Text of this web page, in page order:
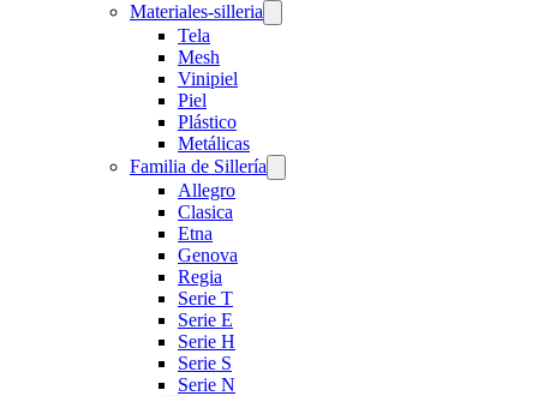
Materiales-silleria
Tela
Mesh
Vinipiel
Piel
Plástico
Metálicas
Familia de Sillería
Allegro
Clasica
Etna
Genova
Regia
Serie T
Serie E
Serie H
Serie S
Serie N